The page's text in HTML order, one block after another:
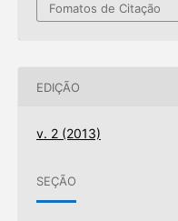
Fomatos de Citação
EDIÇÃO
v. 2 (2013)
SEÇÃO